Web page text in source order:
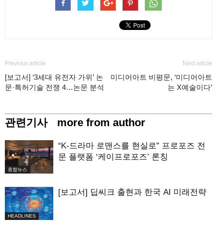
Previous article
[보고서] ‘3세대 유전자 가위’ 논
문·특허기술 전쟁 4…논문 분석
Next article
미디어아트 비평문, ‘미디어아트
는 X예술이다’
관련기사 more from author
종합뉴스
“K-드라마 로맨스를 현실로” 프로포즈 전
문 플랫폼 ‘케이프로포즈’ 론칭
HEADLINES
[보고서] 딥씨크 출현과 한국 AI 미래전략